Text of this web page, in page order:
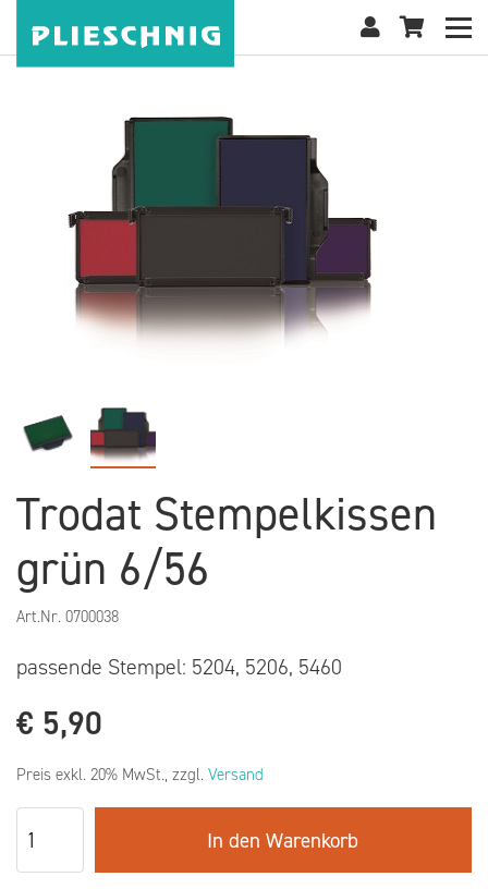
Trodat Stempelkissen
grün 6/56
passende Stempel: 5204, 5206, 5460
€ 5,90
In den Warenkorb